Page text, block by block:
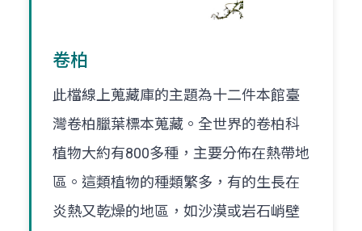
卷柏
此檔線上蒐藏庫的主題為十二件本館臺
灣卷柏臘葉標本蒐藏。全世界的卷柏科
植物大約有800多種，主要分佈在熱帶地
區。這類植物的種類繁多，有的生長在
炎熱又乾燥的地區，如沙漠或岩石峭壁